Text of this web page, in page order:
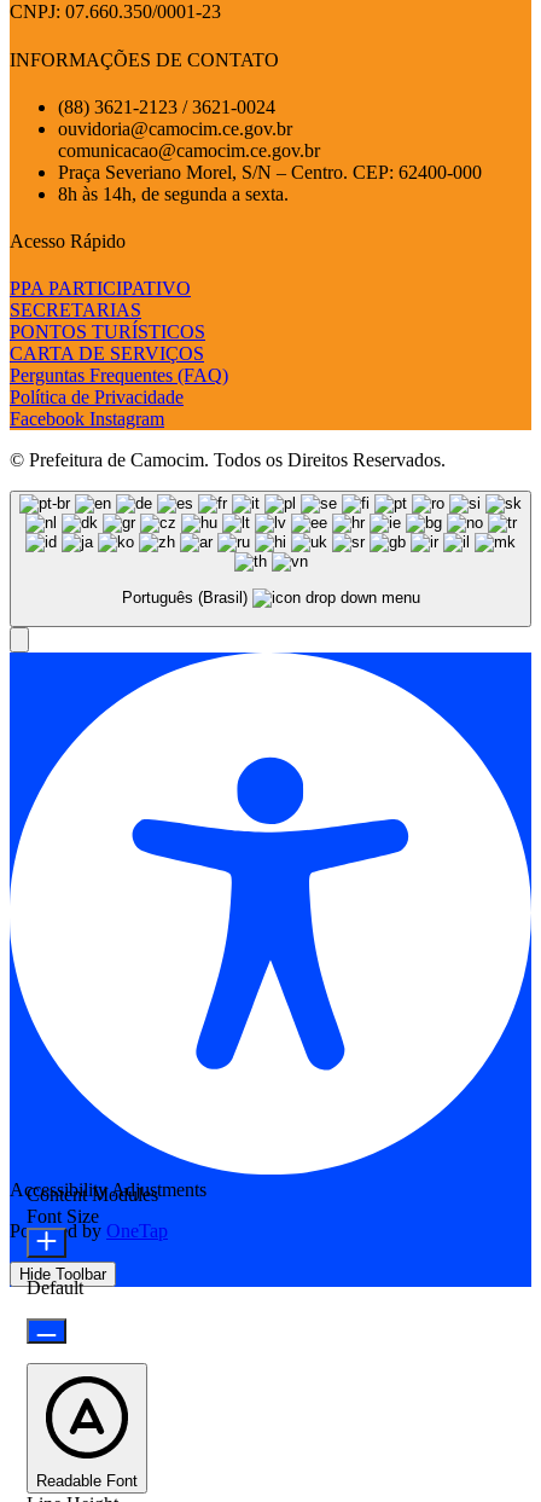
CNPJ: 07.660.350/0001-23
INFORMAÇÕES DE CONTATO
(88) 3621-2123 / 3621-0024
ouvidoria@camocim.ce.gov.br
comunicacao@camocim.ce.gov.br
Praça Severiano Morel, S/N – Centro. CEP: 62400-000
8h às 14h, de segunda a sexta.
Acesso Rápido
PPA PARTICIPATIVO
SECRETARIAS
PONTOS TURÍSTICOS
CARTA DE SERVIÇOS
Perguntas Frequentes (FAQ)
Política de Privacidade
Facebook Instagram
© Prefeitura de Camocim. Todos os Direitos Reservados.
Português (Brasil)
Accessibility Adjustments
Powered by OneTap
Hide Toolbar
Content Modules
Font Size
Default
Readable Font